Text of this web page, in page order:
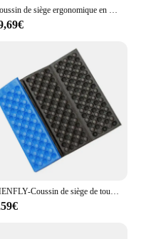
Coussin de siège ergonomique en mousse à mémoire de forme, ensemble d'oreillers de soutien de la taille et du dos, coussin lombaire Orth4WD pour chaise de bureau et voiture, instituts de CÔTÉ cyx
MENFLY-Coussin de siège de tourisme XPE ultraléger, oreiller portable, pliable, polymère de camping, trekking, pique-nique, imperméable, coussin de plage isolant